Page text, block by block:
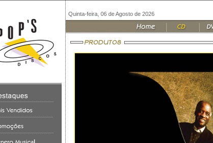
Quinta-feira, 06 de Agosto de 2026